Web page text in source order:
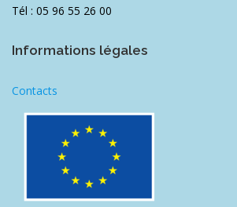
Tél : 05 96 55 26 00
Informations légales
Contacts